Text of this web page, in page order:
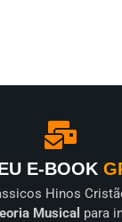
E-BOOK
Hinos
Musical para